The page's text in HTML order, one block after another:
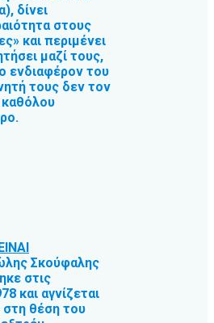
δίνει
στους
και περιμένει
μαζί τους,
ενδιαφέρον του
τους δεν τον
καθόλου
Σκούφαλης
στις
και αγνίζεται
στη θέση του